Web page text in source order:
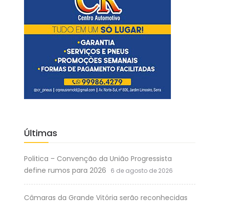
Últimas
Politica – Convenção da União Progressista
define rumos para 2026
6 de agosto de 2026
Câmaras da Grande Vitória serão reconhecidas